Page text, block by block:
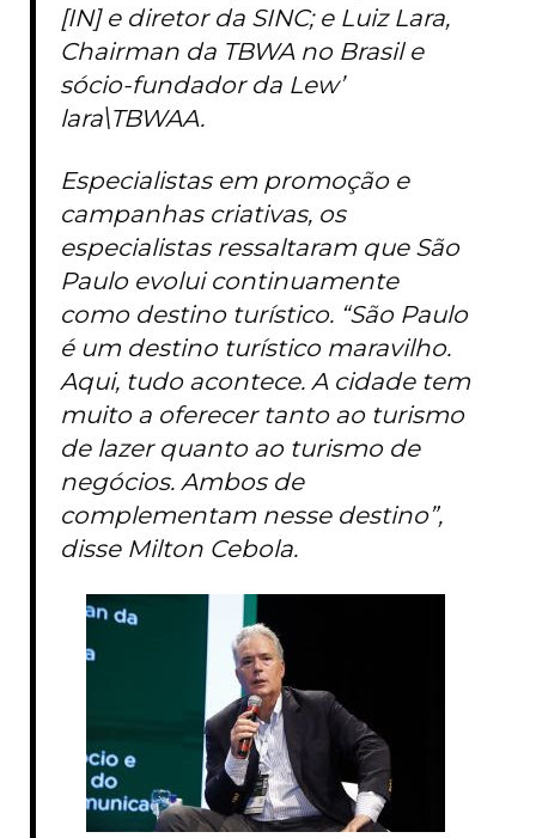
[IN] e diretor da SINC; e Luiz Lara,
Chairman da TBWA no Brasil e
sócio-fundador da Lew’
lara\TBWAA.
Especialistas em promoção e
campanhas criativas, os
especialistas ressaltaram que São
Paulo evolui continuamente
como destino turístico. “São Paulo
é um destino turístico maravilho.
Aqui, tudo acontece. A cidade tem
muito a oferecer tanto ao turismo
de lazer quanto ao turismo de
negócios. Ambos de
complementam nesse destino”,
disse Milton Cebola.